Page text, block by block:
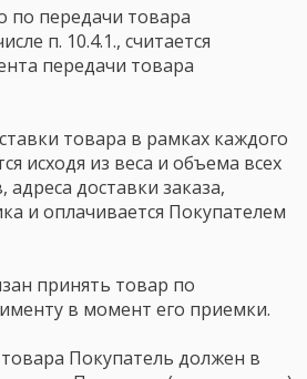
по передачи товара
п. 10.4.1., считается
передачи товара
товара в рамках каждого
исходя из веса и объема всех
доставки заказа,
и оплачивается Покупателем
принять товар по
в момент его приемки.
Покупатель должен в